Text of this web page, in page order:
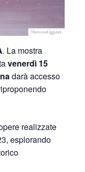
. La mostra
venerdì 15
darà accesso
realizzate
esplorando